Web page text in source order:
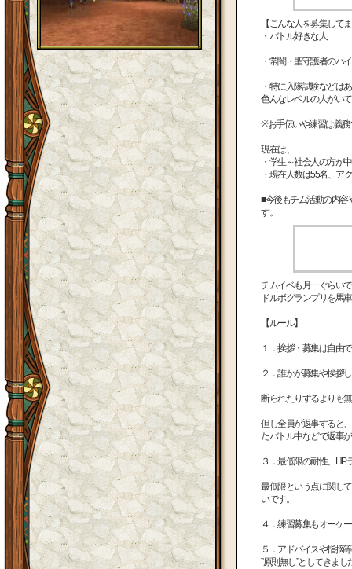
【こんな人を募集して
・バトル好きな人
・常闇・聖守護者のハ
・特に入隊試験などは
色んなレベルの人がい
※お手伝いや練習は義務
現在は、
・学生～社会人の方が
・現在人数は55名、ア
■今後もチム活動の内容
す。
チムイベも月一ぐらい
ドルボグランプリを馬
【ルール】
１．挨拶・募集は自由
２．誰かが募集や挨拶
断られたりするよりも
但し全員が返事すると
たバトル中などで返事
３．最低限の耐性、HP
最低限という点に関し
いです。
４．練習募集もオーケ
５．アドバイスや指摘等
”原則無し”としてきま